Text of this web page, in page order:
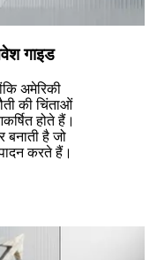
गाइड
अमेरिकी
की चिंताओं
होते हैं।
बनाती है जो
करते हैं।